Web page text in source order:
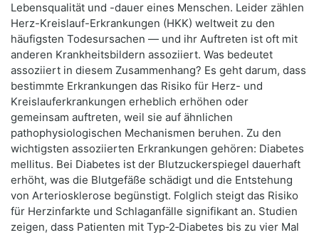
Lebensqualität und -dauer eines Menschen. Leider zählen
Herz-Kreislauf-Erkrankungen (HKK) weltweit zu den
häufigsten Todesursachen — und ihr Auftreten ist oft mit
anderen Krankheitsbildern assoziiert. Was bedeutet
assoziiert in diesem Zusammenhang? Es geht darum, dass
bestimmte Erkrankungen das Risiko für Herz- und
Kreislauferkrankungen erheblich erhöhen oder
gemeinsam auftreten, weil sie auf ähnlichen
pathophysiologischen Mechanismen beruhen. Zu den
wichtigsten assoziierten Erkrankungen gehören: Diabetes
mellitus. Bei Diabetes ist der Blutzuckerspiegel dauerhaft
erhöht, was die Blutgefäße schädigt und die Entstehung
von Arteriosklerose begünstigt. Folglich steigt das Risiko
für Herzinfarkte und Schlaganfälle signifikant an. Studien
zeigen, dass Patienten mit Typ‑2‑Diabetes bis zu vier Mal